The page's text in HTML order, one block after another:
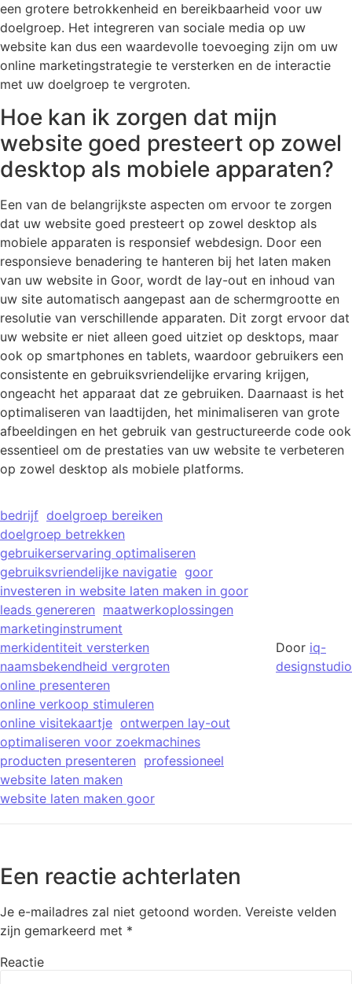
een grotere betrokkenheid en bereikbaarheid voor uw
doelgroep. Het integreren van sociale media op uw
website kan dus een waardevolle toevoeging zijn om uw
online marketingstrategie te versterken en de interactie
met uw doelgroep te vergroten.
Hoe kan ik zorgen dat mijn
website goed presteert op zowel
desktop als mobiele apparaten?
Een van de belangrijkste aspecten om ervoor te zorgen
dat uw website goed presteert op zowel desktop als
mobiele apparaten is responsief webdesign. Door een
responsieve benadering te hanteren bij het laten maken
van uw website in Goor, wordt de lay-out en inhoud van
uw site automatisch aangepast aan de schermgrootte en
resolutie van verschillende apparaten. Dit zorgt ervoor dat
uw website er niet alleen goed uitziet op desktops, maar
ook op smartphones en tablets, waardoor gebruikers een
consistente en gebruiksvriendelijke ervaring krijgen,
ongeacht het apparaat dat ze gebruiken. Daarnaast is het
optimaliseren van laadtijden, het minimaliseren van grote
afbeeldingen en het gebruik van gestructureerde code ook
essentieel om de prestaties van uw website te verbeteren
op zowel desktop als mobiele platforms.
bedrijf doelgroep bereiken
doelgroep betrekken
gebruikerservaring optimaliseren
gebruiksvriendelijke navigatie goor
investeren in website laten maken in goor
leads genereren maatwerkoplossingen
marketinginstrument
merkidentiteit versterken
naamsbekendheid vergroten
online presenteren
online verkoop stimuleren
online visitekaartje ontwerpen lay-out
optimaliseren voor zoekmachines
producten presenteren professioneel
website laten maken
website laten maken goor
Door iq-
designstudio
Een reactie achterlaten
Je e-mailadres zal niet getoond worden. Vereiste velden
zijn gemarkeerd met *
Reactie